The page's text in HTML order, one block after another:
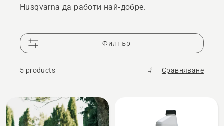
Husqvarna да работи най-добре.
Филтър
5 products Сравняване
All
products